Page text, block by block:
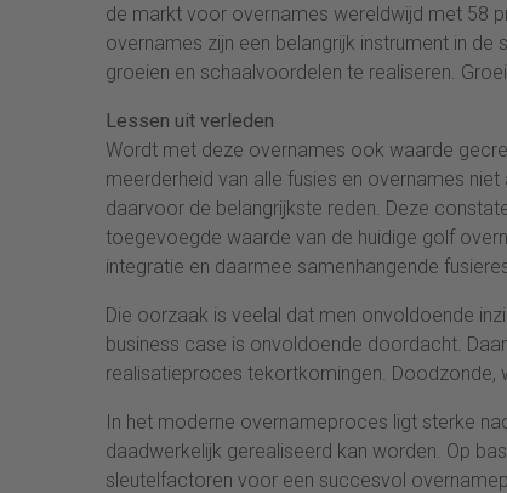
de markt voor overnames wereldwijd met 58
overnames zijn een belangrijk instrument in
groeien en schaalvoordelen te realiseren.
Lessen uit verleden
Wordt met deze overnames ook waarde
meerderheid van alle fusies en overnames
daarvoor de belangrijkste reden. Deze
toegevoegde waarde van de huidige golf
integratie en daarmee samenhangende
Die oorzaak is veelal dat men onvoldoende
business case is onvoldoende doordacht.
realisatieproces tekortkomingen. Doodzonde,
In het moderne overnameproces ligt sterke
daadwerkelijk gerealiseerd kan worden. Op
sleutelfactoren voor een succesvol